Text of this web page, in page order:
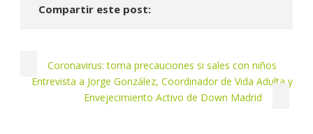
Compartir este post:
Coronavirus: toma precauciones si sales con niños
Entrevista a Jorge González, Coordinador de Vida Adulta y
Envejecimiento Activo de Down Madrid